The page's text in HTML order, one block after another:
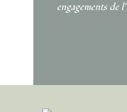
engagements de